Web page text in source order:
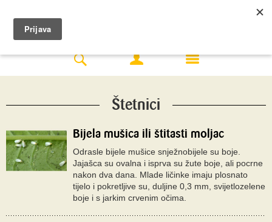
Štetnici
Bijela mušica ili štitasti moljac
Odrasle bijele mušice snježnobijele su boje.
Jajašca su ovalna i isprva su žute boje, ali pocrne
nakon dva dana. Mlade ličinke imaju plosnato
tijelo i pokretljive su, duljine 0,3 mm, svijetlozelene
boje i s jarkim crvenim očima.